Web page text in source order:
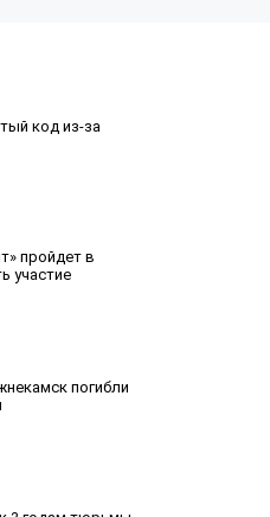
код из-за
пройдет в
участие
погибли